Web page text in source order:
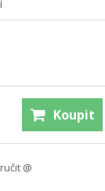
Koupit
@